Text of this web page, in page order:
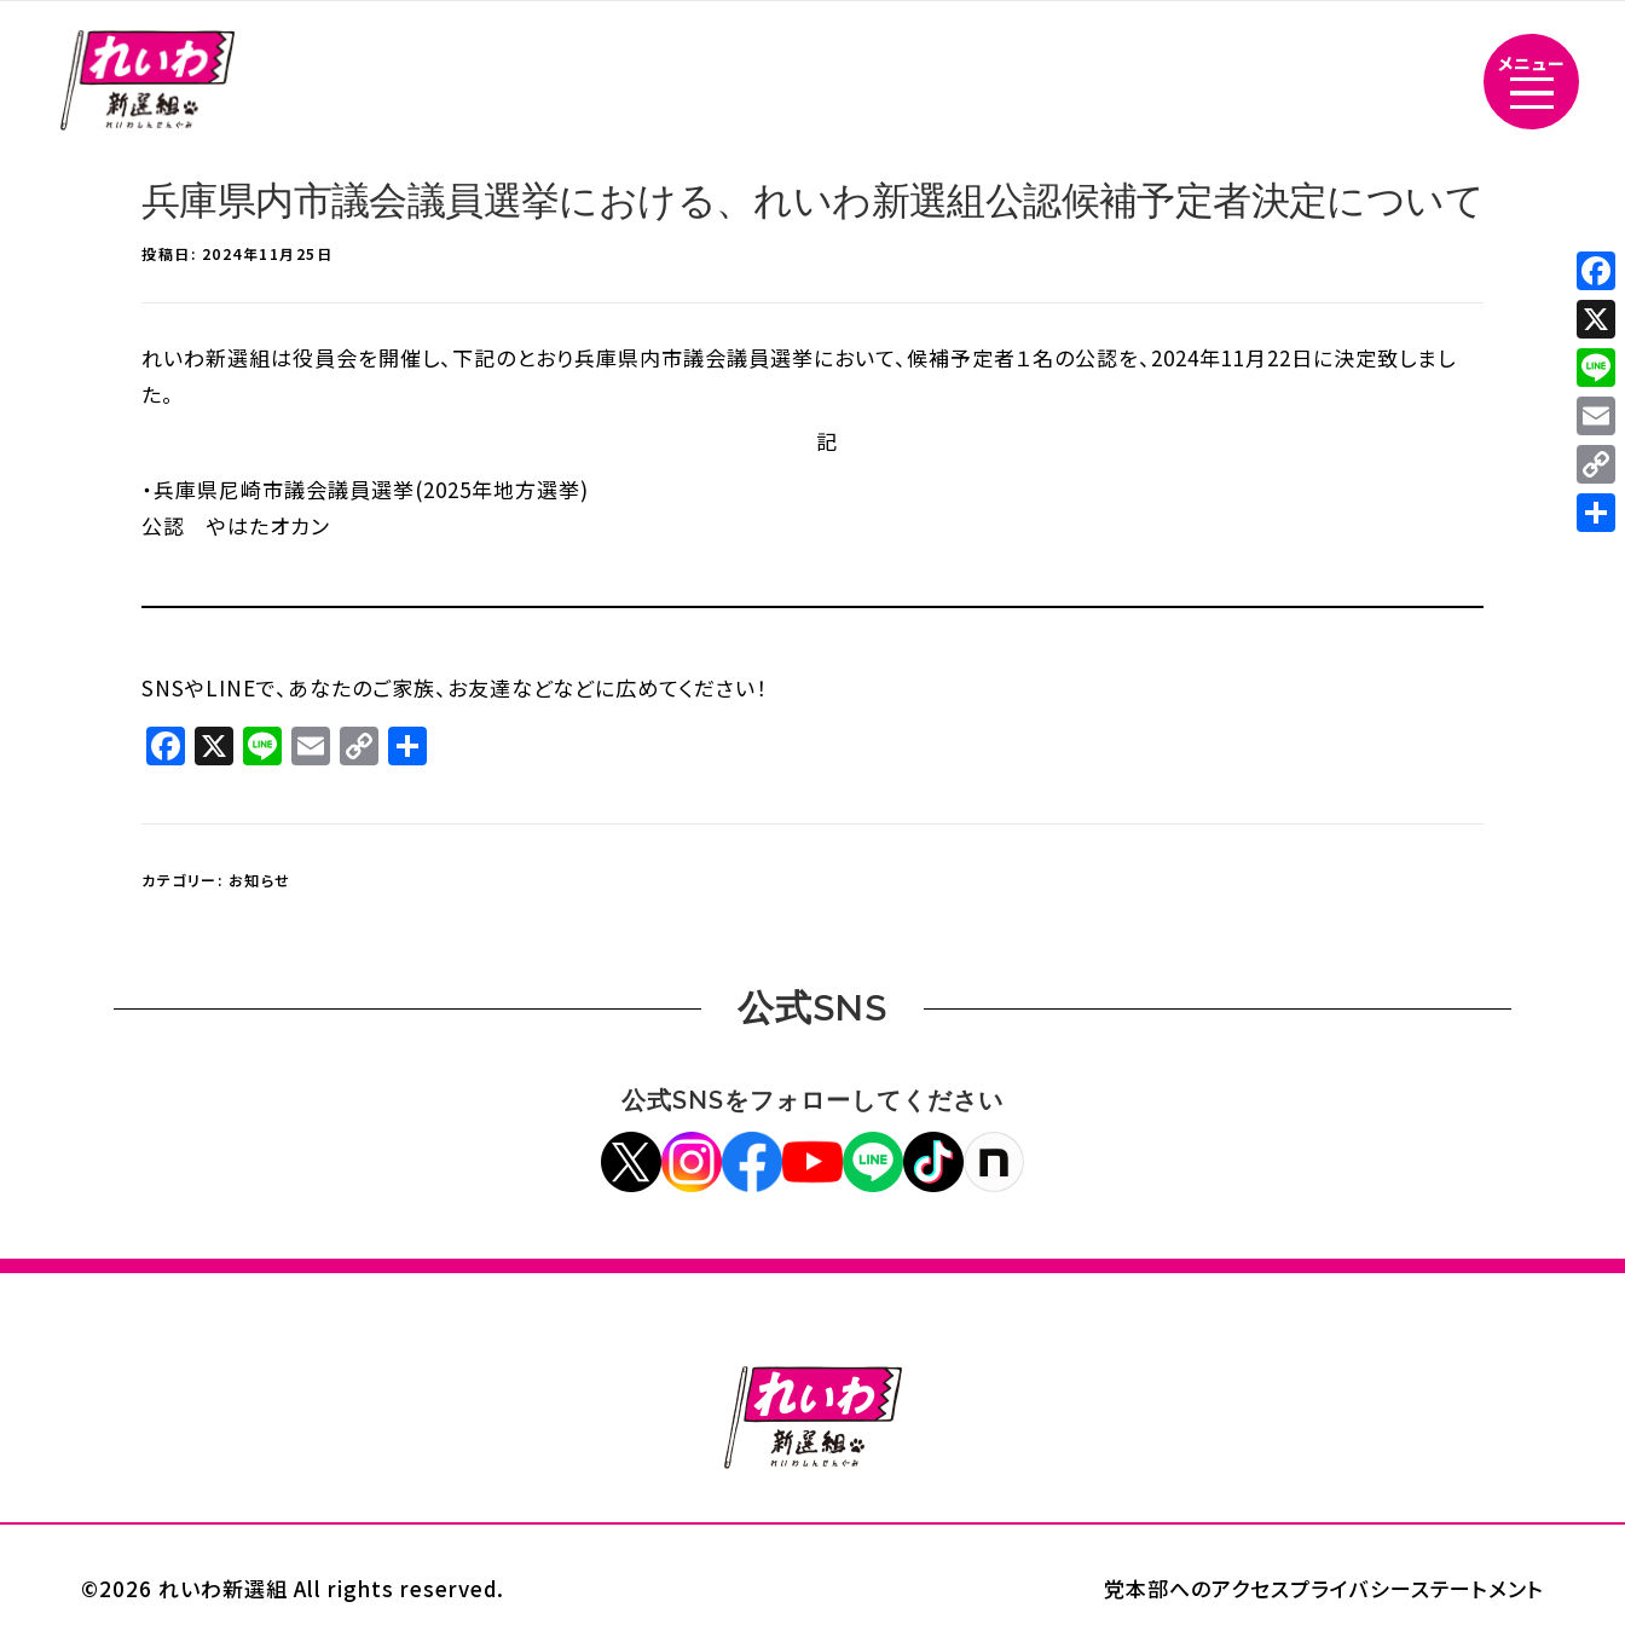
メニュー
兵庫県内市議会議員選挙における、れいわ新選組公認候補予定者決定について
投稿日: 2024年11月25日
れいわ新選組は役員会を開催し、下記のとおり兵庫県内市議会議員選挙において、候補予定者１名の公認を、2024年11月22日に決定致しまし
た。
記
・兵庫県尼崎市議会議員選挙(2025年地方選挙)
公認 やはたオカン
SNSやLINEで、あなたのご家族、お友達などなどに広めてください！
Facebook
X LineEmail
Copy
カテゴリー: お知らせ
公式SNS
公式SNSをフォローしてください
党本部へのアクセスプライバシーステートメント
©2026 れいわ新選組 All rights reserved.
X
Line
Link